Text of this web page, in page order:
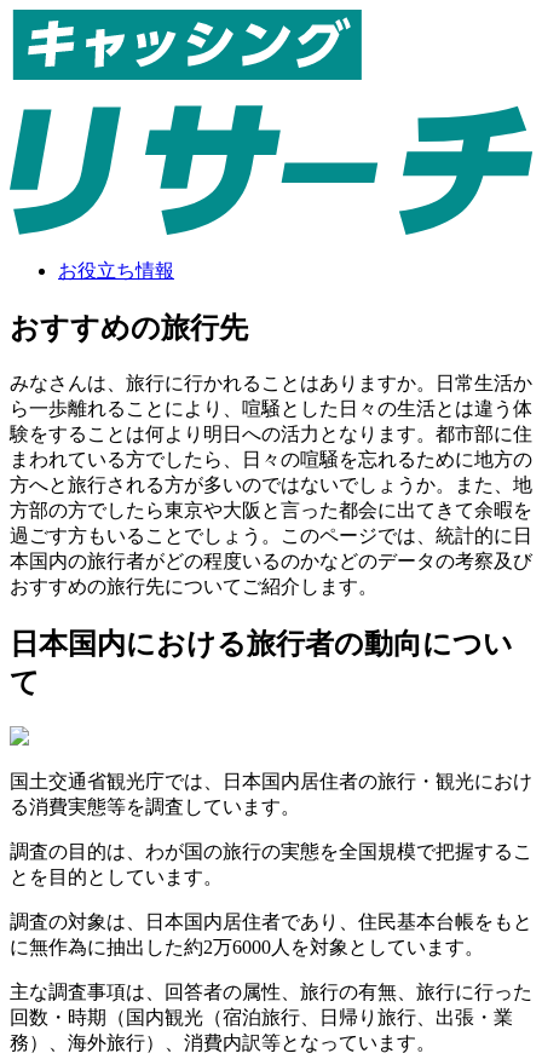
お役立ち情報
おすすめの旅行先
みなさんは、旅行に行かれることはありますか。日常生活か
ら一歩離れることにより、喧騒とした日々の生活とは違う体
験をすることは何より明日への活力となります。都市部に住
まわれている方でしたら、日々の喧騒を忘れるために地方の
方へと旅行される方が多いのではないでしょうか。また、地
方部の方でしたら東京や大阪と言った都会に出てきて余暇を
過ごす方もいることでしょう。このページでは、統計的に日
本国内の旅行者がどの程度いるのかなどのデータの考察及び
おすすめの旅行先についてご紹介します。
日本国内における旅行者の動向につい
て
国土交通省観光庁では、日本国内居住者の旅行・観光におけ
る消費実態等を調査しています。
調査の目的は、わが国の旅行の実態を全国規模で把握するこ
とを目的としています。
調査の対象は、日本国内居住者であり、住民基本台帳をもと
に無作為に抽出した約2万6000人を対象としています。
主な調査事項は、回答者の属性、旅行の有無、旅行に行った
回数・時期（国内観光（宿泊旅行、日帰り旅行、出張・業
務）、海外旅行）、消費内訳等となっています。